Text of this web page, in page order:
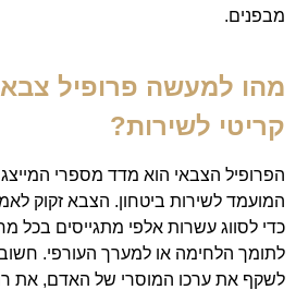
מבפנים.
מהו למעשה פרופיל
קריטי לשירות?
הפרופיל הצבאי הוא מדד מספרי
המועמד לשירות ביטחון. הצבא זקוק
כדי לסווג עשרות אלפי מתגייסים בכל
לתומך הלחימה או למערך העורפי. חשוב
לשקף את ערכו המוסרי של האדם, את